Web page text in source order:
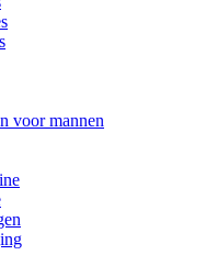
voor mannen